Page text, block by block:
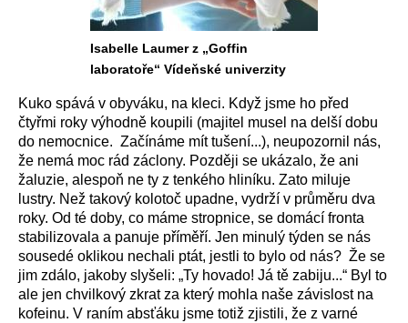
Isabelle Laumer z „Goffin
laboratoře“ Vídeňské univerzity
Kuko spává v obyváku, na kleci. Když jsme ho před
čtyřmi roky výhodně koupili (majitel musel na delší dobu
do nemocnice. Začínáme mít tušení...), neupozornil nás,
že nemá moc rád záclony. Později se ukázalo, že ani
žaluzie, alespoň ne ty z tenkého hliníku. Zato miluje
lustry. Než takový kolotoč upadne, vydrží v průměru dva
roky. Od té doby, co máme stropnice, se domácí fronta
stabilizovala a panuje příměří. Jen minulý týden se nás
sousedé oklikou nechali ptát, jestli to bylo od nás? Že se
jim zdálo, jakoby slyšeli: „Ty hovado! Já tě zabiju...“ Byl to
ale jen chvilkový zkrat za který mohla naše závislost na
kofeinu. V raním absťáku jsme totiž zjistili, že z varné